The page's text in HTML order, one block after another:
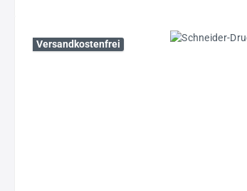
Bildergalerie überspringen
Versandkostenfrei